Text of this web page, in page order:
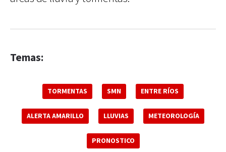
Temas:
TORMENTAS SMN ENTRE RÍOS
ALERTA AMARILLO LLUVIAS METEOROLOGÍA
PRONOSTICO